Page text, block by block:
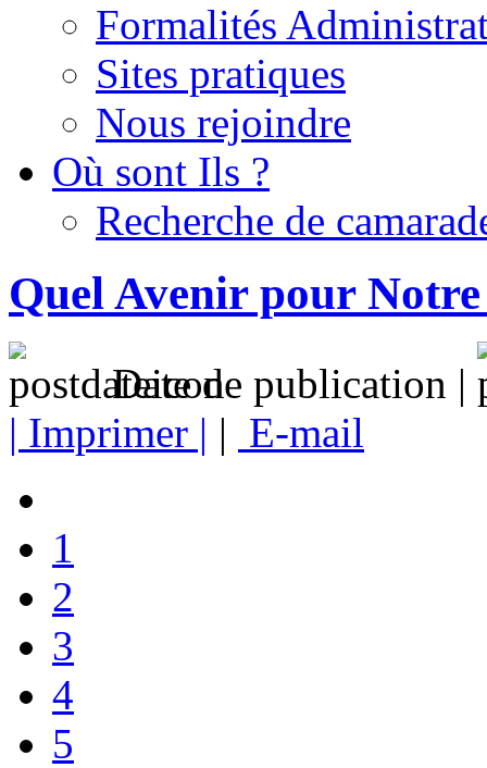
Formalités
Sites pratiques
Nous rejoindre
Où sont Ils ?
Recherche de
Quel Avenir pour
Date de publication |
| Imprimer | | E-mail
1
2
3
4
5